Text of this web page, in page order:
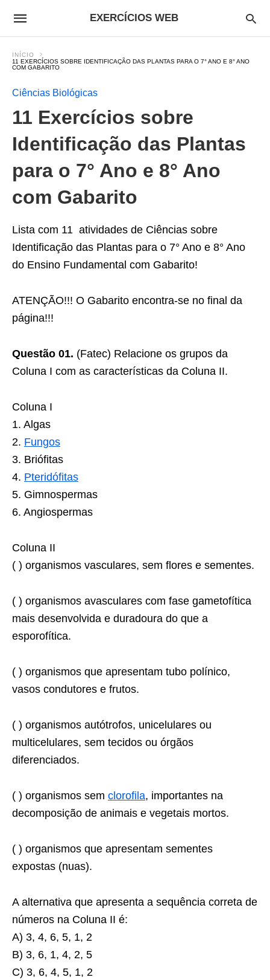
EXERCÍCIOS WEB
INÍCIO
11 EXERCÍCIOS SOBRE IDENTIFICAÇÃO DAS PLANTAS PARA O 7° ANO E 8° ANO
COM GABARITO
Ciências Biológicas
11 Exercícios sobre
Identificação das Plantas
para o 7° Ano e 8° Ano
com Gabarito
Lista com 11 atividades de Ciências sobre
Identificação das Plantas para o 7° Ano e 8° Ano
do Ensino Fundamental com Gabarito!
ATENÇÃO!!! O Gabarito encontra-se no final da
página!!!
Questão 01. (Fatec) Relacione os grupos da
Coluna I com as características da Coluna II.
Coluna I
1. Algas
2. Fungos
3. Briófitas
4. Pteridófitas
5. Gimnospermas
6. Angiospermas
Coluna II
( ) organismos vasculares, sem flores e sementes.
( ) organismos avasculares com fase gametofítica
mais desenvolvida e duradoura do que a
esporofítica.
( ) organismos que apresentam tubo polínico,
vasos condutores e frutos.
( ) organismos autótrofos, unicelulares ou
multicelulares, sem tecidos ou órgãos
diferenciados.
( ) organismos sem clorofila, importantes na
decomposição de animais e vegetais mortos.
( ) organismos que apresentam sementes
expostas (nuas).
A alternativa que apresenta a sequência correta de
números na Coluna II é:
A) 3, 4, 6, 5, 1, 2
B) 3, 6, 1, 4, 2, 5
C) 3, 6, 4, 5, 1, 2